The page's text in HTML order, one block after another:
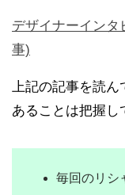
デザイナーインタ
事)
上記の記事を読ん
あることは把握し
毎回のリシ